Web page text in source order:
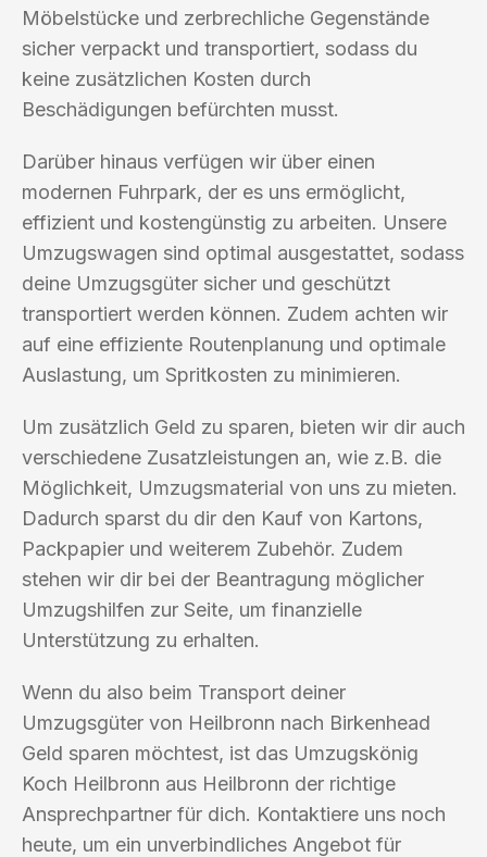
Möbelstücke und zerbrechliche Gegenstände
sicher verpackt und transportiert, sodass du
keine zusätzlichen Kosten durch
Beschädigungen befürchten musst.
Darüber hinaus verfügen wir über einen
modernen Fuhrpark, der es uns ermöglicht,
effizient und kostengünstig zu arbeiten. Unsere
Umzugswagen sind optimal ausgestattet, sodass
deine Umzugsgüter sicher und geschützt
transportiert werden können. Zudem achten wir
auf eine effiziente Routenplanung und optimale
Auslastung, um Spritkosten zu minimieren.
Um zusätzlich Geld zu sparen, bieten wir dir auch
verschiedene Zusatzleistungen an, wie z.B. die
Möglichkeit, Umzugsmaterial von uns zu mieten.
Dadurch sparst du dir den Kauf von Kartons,
Packpapier und weiterem Zubehör. Zudem
stehen wir dir bei der Beantragung möglicher
Umzugshilfen zur Seite, um finanzielle
Unterstützung zu erhalten.
Wenn du also beim Transport deiner
Umzugsgüter von Heilbronn nach Birkenhead
Geld sparen möchtest, ist das Umzugskönig
Koch Heilbronn aus Heilbronn der richtige
Ansprechpartner für dich. Kontaktiere uns noch
heute, um ein unverbindliches Angebot für